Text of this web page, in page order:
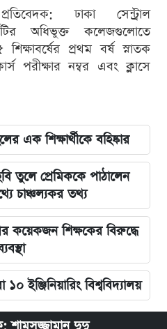
ঢাকা সেন্ট্রাল
অধিভুক্ত কলেজগুলোতে
প্রথম বর্ষ স্নাতক
পরীক্ষার নম্বর এবং ক্লাসে
এক শিক্ষার্থীকে বহিষ্কার
তুলে প্রেমিককে পাঠালেন
চাঞ্চল্যকর তথ্য
কয়েকজন শিক্ষকের বিরুদ্ধে
১০ ইঞ্জিনিয়ারিং বিশ্ববিদ্যালয়